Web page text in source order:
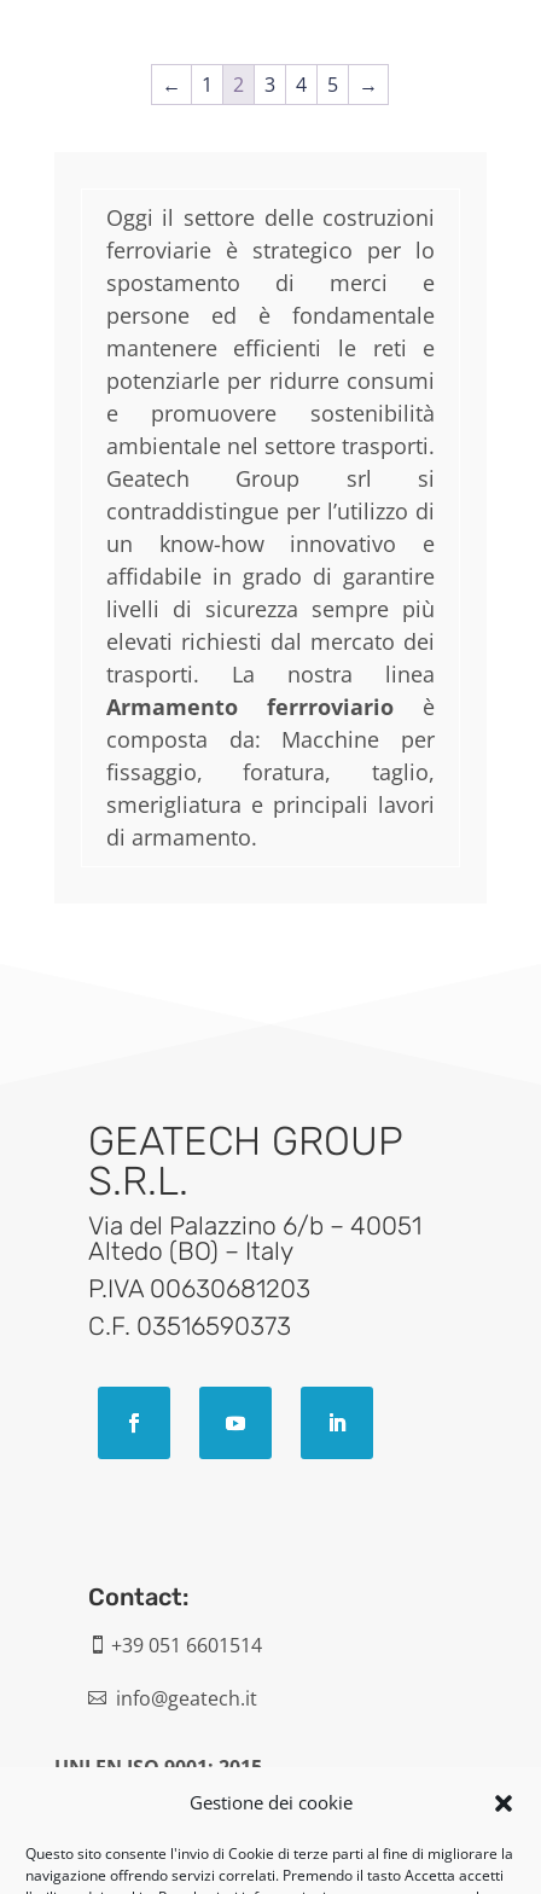
Gestione dei cookie
Questo sito consente l'invio di Cookie di terze parti al fine di migliorare la
navigazione offrendo servizi correlati. Premendo il tasto Accetta accetti
← 1 2 3 4 5 →
Oggi il settore delle costruzioni
ferroviarie è strategico per lo
spostamento di merci e
persone ed è fondamentale
mantenere efficienti le reti e
potenziarle per ridurre consumi
e promuovere sostenibilità
ambientale nel settore trasporti.
Geatech Group srl si
contraddistingue per l’utilizzo di
un know-how innovativo e
affidabile in grado di garantire
livelli di sicurezza sempre più
elevati richiesti dal mercato dei
trasporti. La nostra linea
Armamento ferrroviario è
composta da: Macchine per
fissaggio, foratura, taglio,
smerigliatura e principali lavori
di armamento.
GEATECH GROUP
S.R.L.
Via del Palazzino 6/b – 40051
Altedo (BO) – Italy
P.IVA 00630681203
C.F. 03516590373
Contact:
 +39 051 6601514
 info@geatech.it
UNI EN ISO 9001: 2015
Privacy policy